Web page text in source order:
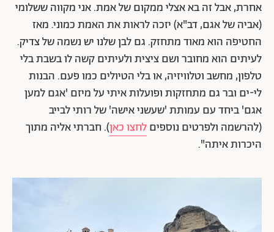
אחרת, אבל זה בא אצלי ממקום של אמת. אני מקווה ששלומי
(אביה של אגם, דב"א) יזכה לראות את האמת כמוני. מאז
החטיפה הוא מאוד מתחזק. גם לבן שלנו יש נשמה של צדיק.
לעיתים הוא מחובר ושם ציצית ולעיתים קשה לו בשבת בלי
טלפון, מחשב וטלוויזיה, או בלי הטיולים כמו פעם. הבנות
לי-ים ובר גם מתחזקות ופועלות איתי על מיזם 'אגם למען
אגם' ביחד עם עמותת 'שעשני אישה' של רותי לבייב
(להרשמה ולפרטים נוספיםלחצו כאן). חברתי אליה מתוך
היכרות איתה".